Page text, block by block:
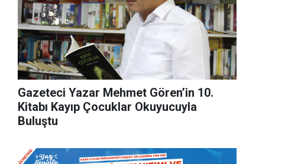
Gazeteci Yazar Mehmet Gören’in 10.
Kitabı Kayıp Çocuklar Okuyucuyla
Buluştu